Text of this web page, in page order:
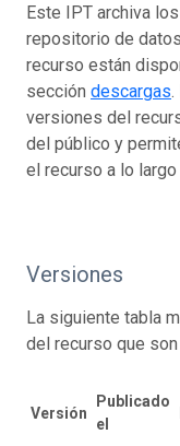
Este IPT archiva
repositorio de
recurso están
sección descargas
versiones del
del público y
el recurso a lo
Versiones
La siguiente tabla
del recurso que
Versión
Publicado
el